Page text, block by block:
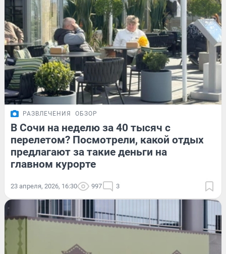
РАЗВЛЕЧЕНИЯ ОБЗОР
В Сочи на неделю за 40 тысяч с
перелетом? Посмотрели, какой отдых
предлагают за такие деньги на
главном курорте
23 апреля, 2026, 16:30 997 3